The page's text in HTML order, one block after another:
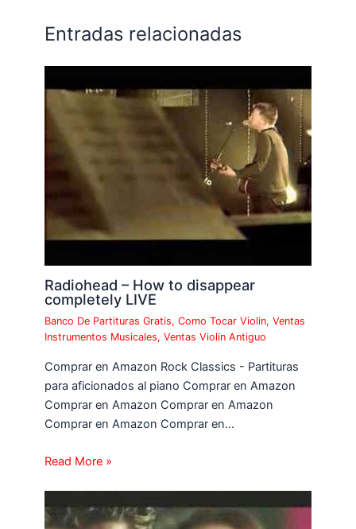
Entradas relacionadas
Radiohead – How to disappear
completely LIVE
Banco De Partituras Gratis,Como Tocar Violin,Ventas
Instrumentos Musicales,Ventas Violin Antiguo
Comprar en Amazon Rock Classics - Partituras
para aficionados al piano Comprar en Amazon
Comprar en Amazon Comprar en Amazon
Comprar en Amazon Comprar en…
Read More »